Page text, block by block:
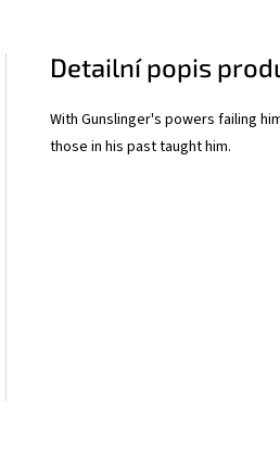
Detailní popis
With Gunslinger's powers failing
those in his past taught him.